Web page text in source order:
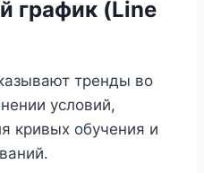
график (Line
тренды во
условий,
кривых обучения и